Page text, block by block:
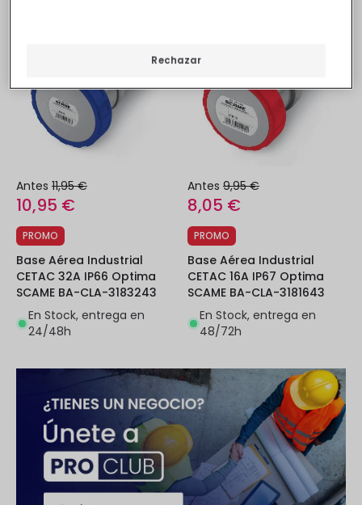
Antes 11,95 €
10,95 €
PROMO
Base Aérea Industrial
CETAC 32A IP66 Optima
SCAME BA-CLA-3183243
En Stock, entrega en
24/48h
Antes 9,95 €
8,05 €
PROMO
Base Aérea Industrial
CETAC 16A IP67 Optima
SCAME BA-CLA-3181643
En Stock, entrega en
48/72h
Rechazar